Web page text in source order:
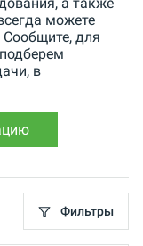
можете
для
в
Фильтры